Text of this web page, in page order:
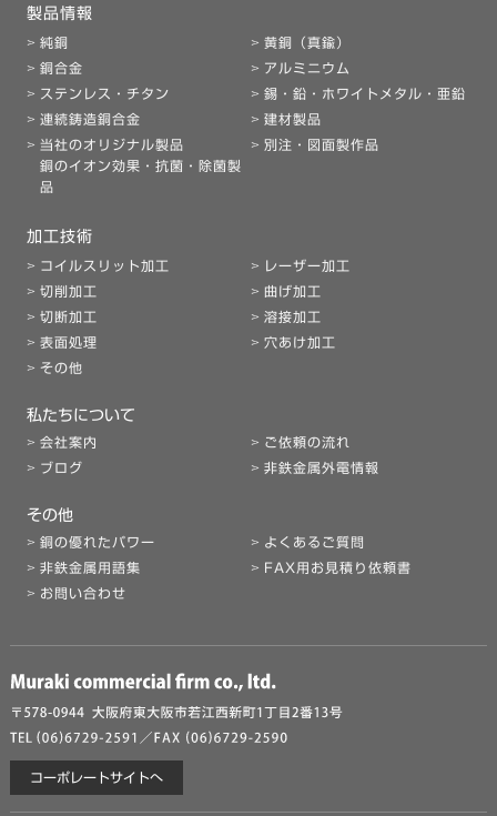
製品情報
純銅
黄銅（真鍮）
銅合金
アルミニウム
ステンレス・チタン
錫・鉛・ホワイトメタル・亜鉛
連続鋳造銅合金
建材製品
当社のオリジナル製品
銅のイオン効果・抗菌・除菌製
品
別注・図面製作品
加工技術
コイルスリット加工
レーザー加工
切削加工
曲げ加工
切断加工
溶接加工
表面処理
穴あけ加工
その他
私たちについて
会社案内
ご依頼の流れ
ブログ
非鉄金属外電情報
その他
銅の優れたパワー
よくあるご質問
非鉄金属用語集
FAX用お見積り依頼書
お問い合わせ
コーポレートサイトへ